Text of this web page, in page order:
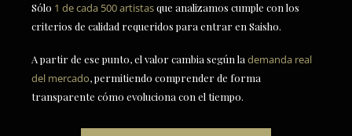
Sólo 1 de cada 500 artistasque analizamos cumple con los
criterios de calidad requeridos para entrar en Saisho.
A partir de ese punto, el valor cambia según la demanda real
del mercado, permitiendo comprender de forma
transparente cómo evoluciona con el tiempo.